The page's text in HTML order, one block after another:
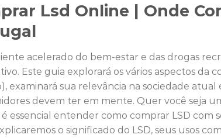
Lsd Online | Onde
acelerado do bem-estar e das drogas
Este guia explorará os vários aspectos da
examinará sua relevância na sociedade
devem ter em mente. Quer você seja
é essencial entender como comprar LSD com
o significado do LSD, seus usos